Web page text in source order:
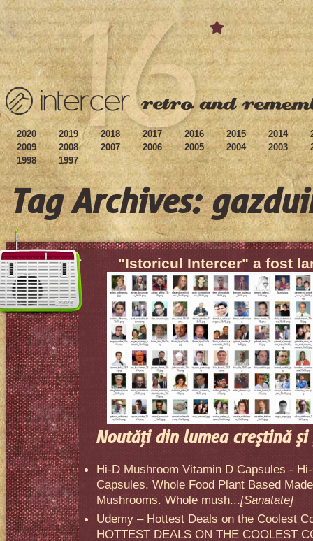
2020 2019 2018 2017 2016 2015 2014
2009
2008 2007 2006 2005 2004 2003
1998
1997
Tag Archives:
"Istoricul Intercer" a fost
Noutăţi din lumea creştină
Hi-D Mushroom Vitamin D Capsules -
Capsules. Whole Food Plant Based
Mushrooms. Whole mush...[Sanatate]
Udemy – Hottest Deals on the Coolest
HOTTEST DEALS ON THE COOLEST